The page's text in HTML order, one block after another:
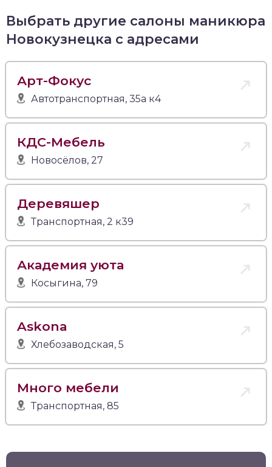
Выбрать другие салоны маникюра
Новокузнецка с адресами
Арт-Фокус
Автотранспортная, 35а к4
КДС-Мебель
Новосёлов, 27
Деревяшер
Транспортная, 2 к39
Академия уюта
Косыгина, 79
Askona
Хлебозаводская, 5
Много мебели
Транспортная, 85